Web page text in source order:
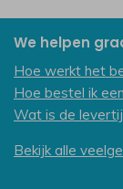
We helpen
Hoe werkt het
Hoe bestel ik
Wat is de
Bekijk alle